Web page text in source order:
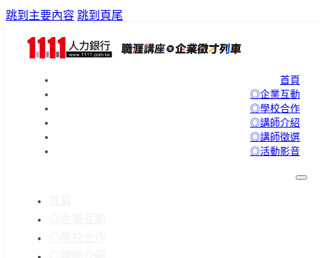
跳到主要內容 跳到頁尾
首頁
◎企業互動
◎學校合作
◎講師介紹
◎講師徵選
◎活動影音